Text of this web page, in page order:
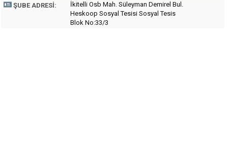
ŞUBE ADRESI:
İkitelli Osb Mah. Süleyman Demirel Bul.
Heskoop Sosyal Tesisi Sosyal Tesis
Blok No:33/3